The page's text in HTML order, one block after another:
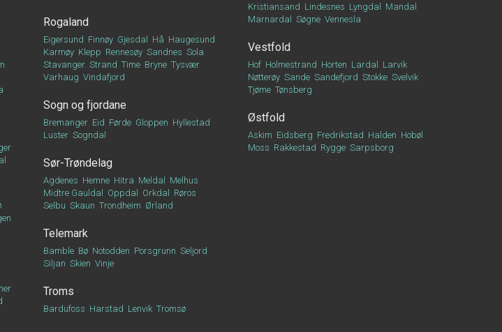
Rogaland
Eigersund Finnøy Gjesdal Hå Haugesund
Karmøy Klepp Rennesøy Sandnes Sola
Stavanger Strand Time Bryne Tysvær
Varhaug Vindafjord
Sogn og fjordane
Bremanger Eid Førde Gloppen Hyllestad
Luster Sogndal
Sør-Trøndelag
Agdenes Hemne Hitra Meldal
Melhus
Midtre Gauldal
Oppdal Orkdal
Røros
Selbu Skaun Trondheim Ørland
Telemark
Bamble Bø Notodden Porsgrunn Seljord
Siljan Skien Vinje
Troms
Bardufoss Harstad Lenvik Tromsø
Kristiansand Lindesnes Lyngdal
Mandal
Marnardal
Søgne Vennesla
Vestfold
Hof Holmestrand Horten Lardal
Larvik
Nøtterøy Sande Sandefjord Stokke Svelvik
Tjøme Tønsberg
Østfold
Askim Eidsberg Fredrikstad Halden Hobøl
Moss Rakkestad Rygge Sarpsborg